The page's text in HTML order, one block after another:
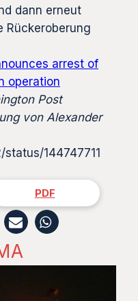
dann erneut
Rückeroberung
arrest of
operation
Post
von Alexander
144747711
PDF